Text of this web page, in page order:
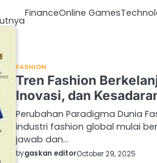
FinanceOnline Games
FASHION
Tren Fashion
Inovasi, dan
Perubahan Paradigma Dunia
industri fashion global mulai
jawab dan…
bygaskan editorOctober 29, 2025